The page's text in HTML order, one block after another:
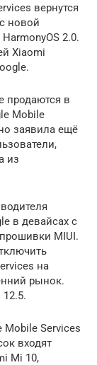
вернутся
новой
2.0.
Xiaomi
продаются в
Mobile
заявила ещё
из
в девайсах с
MIUI.
на
рынок.
Services
входят
Mi 10,